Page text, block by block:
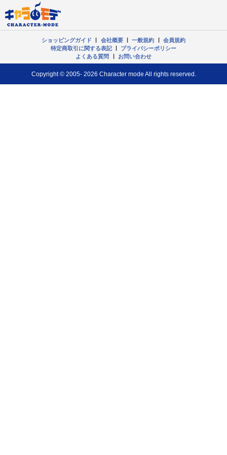
ショッピングガイド | 会社概要 | 一般規約 | 会員規約
特定商取引に関する表記
|
プライバシーポリシー
よくある質問
| お問い合わせ
Copyright © 2005- 2026 Character mode All rights reserved.